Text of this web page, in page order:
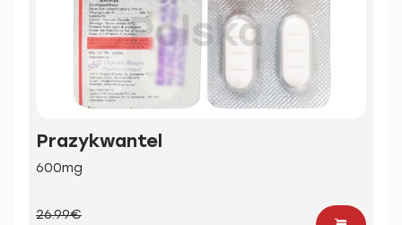
Prazykwantel
600mg
26.99€